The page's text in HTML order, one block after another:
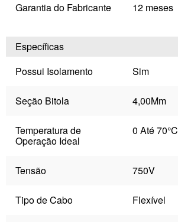
Garantia do Fabricante 12 meses
Específicas
Possui Isolamento
Sim
Seção Bitola 4,00Mm
Temperatura de
Operação Ideal
0 Até 70°C
Tensão 750V
Tipo de Cabo Flexível